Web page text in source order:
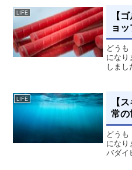
ー。
LIFE
【
ョ
どう
になり
しま
ン、
LIFE
【
常
どう
になり
バダイ